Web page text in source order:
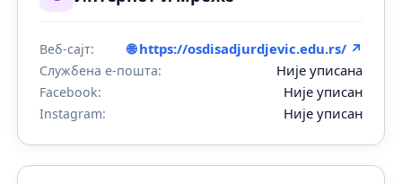
Веб-сајт: 🌐 https://osdisadjurdjevic.edu.rs/ ↗
Службена е-пошта: Није уписана
Facebook: Није уписан
Instagram: Није уписан